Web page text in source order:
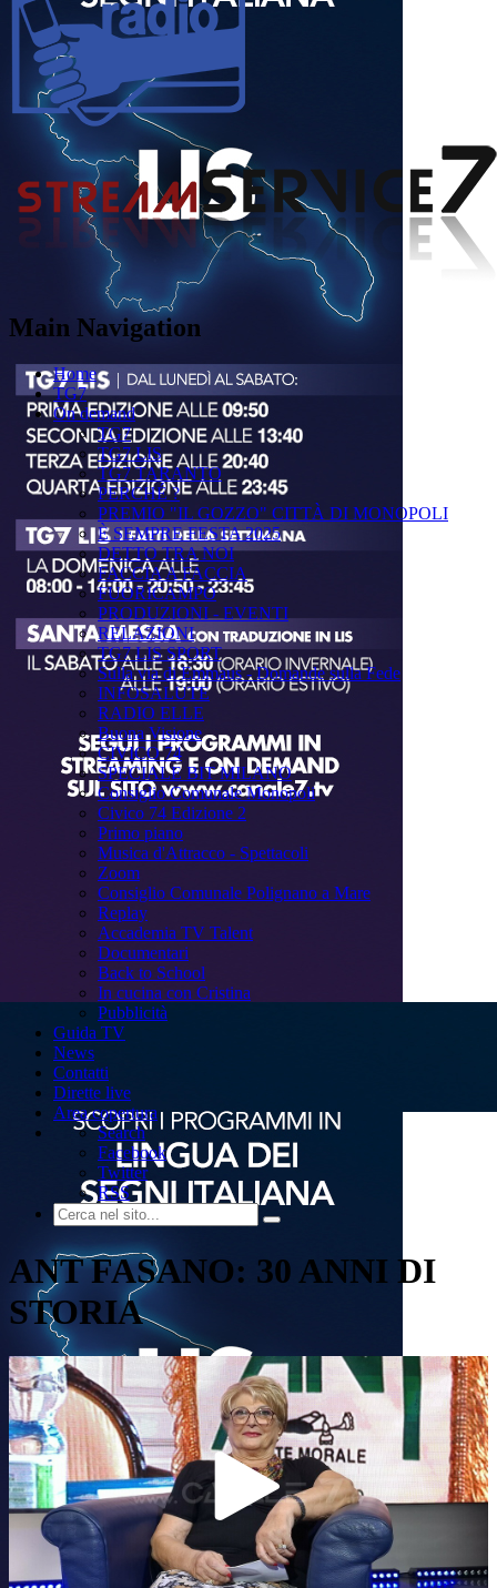
Main Navigation
Home
TG7
On demand
TG7
TG7 LIS
TG7 TARANTO
PERCHÉ ?
PREMIO "IL GOZZO" CITTÀ DI MONOPOLI
È SEMPRE FESTA 2025
DETTO TRA NOI
FACCIA A FACCIA
FUORICAMPO
PRODUZIONI - EVENTI
RELAZIONI
TG7 LIS SPORT
Sulla via di Emmaus - Domande sulla Fede
INFOSALUTE
RADIO ELLE
Buona Visione
CIVICO 74
SPECIALE BIT MILANO
Consiglio Comunale Monopoli
Civico 74 Edizione 2
Primo piano
Musica d'Attracco - Spettacoli
Zoom
Consiglio Comunale Polignano a Mare
Replay
Accademia TV Talent
Documentari
Back to School
In cucina con Cristina
Pubblicità
Guida TV
News
Contatti
Dirette live
Area copertura
Search
Facebook
Twitter
RSS
ANT FASANO: 30 ANNI DI
STORIA
Play